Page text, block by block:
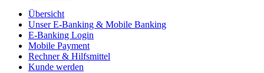
Übersicht
Unser E-Banking & Mobile Banking
E-Banking Login
Mobile Payment
Rechner & Hilfsmittel
Kunde werden